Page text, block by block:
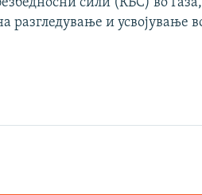
разгледување и усвојување